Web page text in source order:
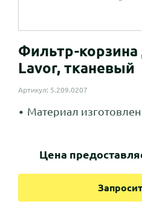
Фильтр-корзина
Lavor, тканевый
Артикул: 5.209.0207
Материал
Цена